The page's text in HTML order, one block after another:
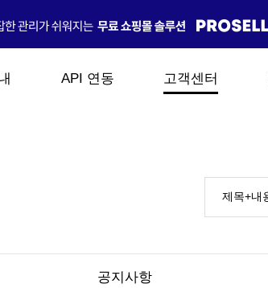
API 연동 고객센터
공지사항